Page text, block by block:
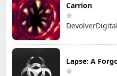
Carrion
DevolverDigital
Lapse: A